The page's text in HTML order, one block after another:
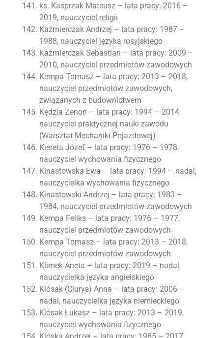
ks. Kasprzak Mateusz – lata pracy: 2016 –
2019, nauczyciel religii
Kaźmierczak Andrzej – lata pracy: 1987 –
1988, nauczyciel języka rosyjskiego
Kaźmierczak Sebastian – lata pracy: 2009 –
2010, nauczyciel przedmiotów zawodowych
Kempa Tomasz – lata pracy: 2013 – 2018,
nauczyciel przedmiotów zawodowych,
związanych z budownictwem
Kędzia Zenon – lata pracy: 1994 – 2014,
nauczyciel praktycznej nauki zawodu
(Warsztat Mechaniki Pojazdowej)
Kiereta Józef – lata pracy: 1976 – 1978,
nauczyciel wychowania fizycznego
Kinastowska Ewa – lata pracy: 1994 – nadal,
nauczycielka wychowania fizycznego
Kinastowski Andrzej – lata pracy: 1983 –
1984, nauczyciel przedmiotów zawodowych
Kempa Feliks – lata pracy: 1976 – 1977,
nauczyciel przedmiotów zawodowych
Kempa Tomasz – lata pracy: 2013 – 2018,
nauczyciel przedmiotów zawodowych
Klimek Aneta – lata pracy: 2019 – nadal,
nauczycielka języka angielskiego
Klósak (Ciurys) Anna – lata pracy: 2006 –
nadal, nauczycielka języka niemieckiego
Klósak Łukasz – lata pracy: 2013 – 2019,
nauczyciel wychowania fizycznego
Klóska Andrzej – lata pracy: 1985 – 2017,